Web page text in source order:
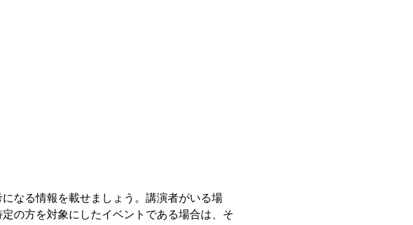
なる情報を載せましょう。講演者がいる場
の方を対象にしたイベントである場合は、そ